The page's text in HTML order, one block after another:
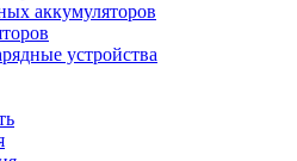
аккумуляторов
устройства